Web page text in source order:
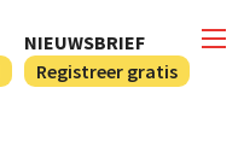
NIEUWSBRIEF
Registreer gratis